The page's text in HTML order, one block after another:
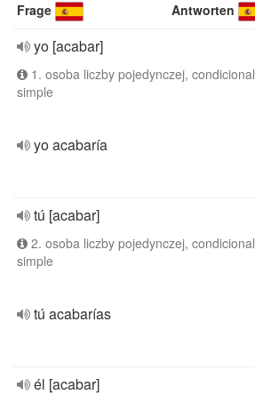
Frage Antworten
yo [acabar]
1. osoba liczby pojedynczej, condicional
simple
yo acabaría
tú [acabar]
2. osoba liczby pojedynczej, condicional
simple
tú acabarías
él [acabar]